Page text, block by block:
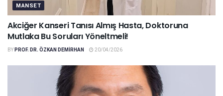
MANSET
Akciğer Kanseri Tanısı Almış Hasta, Doktoruna
Mutlaka Bu Soruları Yöneltmeli!
BYPROF. DR. ÖZKAN DEMIRHAN 20/04/2026